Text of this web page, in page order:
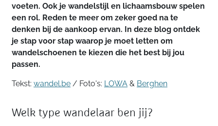
voeten. Ook je wandelstijl en lichaamsbouw spelen
een rol. Reden te meer om zeker goed na te
denken bij de aankoop ervan. In deze blog ontdek
je stap voor stap waarop je moet letten om
wandelschoenen te kiezen die het best bij jou
passen.
Tekst: wandel.be / Foto's: LOWA & Berghen
Welk type wandelaar ben jij?